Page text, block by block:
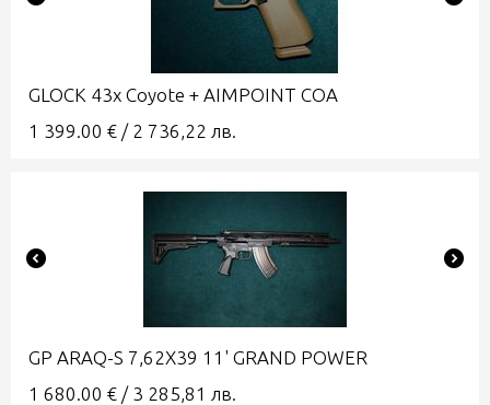
GLOCK 43x Coyote + AIMPOINT COA
1 399.00 € / 2 736,22 лв.
GP ARAQ-S 7,62X39 11' GRAND POWER
1 680.00 € / 3 285,81 лв.